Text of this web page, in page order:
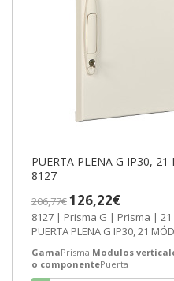
PUERTA PLENA G IP30, 21
8127
206,77€126,22€
8127 | Prisma G | Prisma | 21 | Puerta | Schneider Electric
PUERTA PLENA G IP30, 21
GamaPrisma Modulos
o componentePuerta